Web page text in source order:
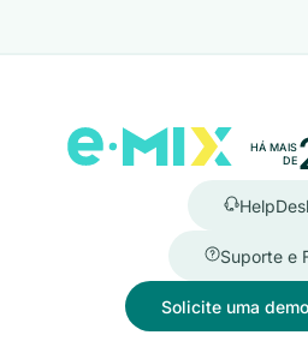
HÁ MAIS
DE
Suporte e
Solicite uma